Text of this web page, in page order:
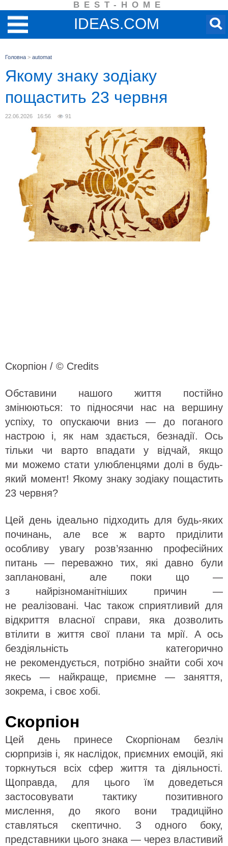
BEST-HOME
IDEAS.COM
Головна > automat
Якому знаку зодіаку
пощастить 23 червня
22.06.2026 16:56 91
Скорпіон / © Credits
Обставини нашого життя постійно
змінюються: то підносячи нас на вершину
успіху, то опускаючи вниз — до поганого
настрою і, як нам здається, безнадії. Ось
тільки чи варто впадати у відчай, якщо
ми можемо стати улюбленцями долі в будь-
який момент! Якому знаку зодіаку пощастить
23 червня?
Цей день ідеально підходить для будь-яких
починань, але все ж варто приділити
особливу увагу розв’язанню професійних
питань — переважно тих, які давно були
заплановані, але поки що —
з найрізноманітніших причин —
не реалізовані. Час також сприятливий для
відкриття власної справи, яка дозволить
втілити в життя свої плани та мрії. А ось
бездіяльність категорично
не рекомендується, потрібно знайти собі хоч
якесь — найкраще, приємне — заняття,
зокрема, і своє хобі.
Скорпіон
Цей день принесе Скорпіонам безліч
сюрпризів і, як наслідок, приємних емоцій, які
торкнуться всіх сфер життя та діяльності.
Щоправда, для цього їм доведеться
застосовувати тактику позитивного
мислення, до якого вони традиційно
ставляться скептично. З одного боку,
представники цього знака — через властивий